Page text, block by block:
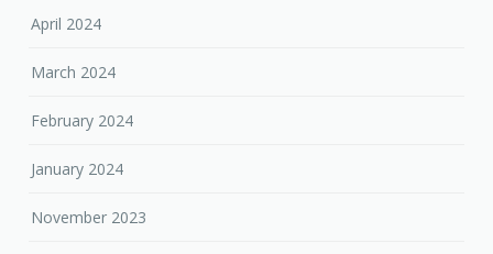
April 2024
March 2024
February 2024
January 2024
November 2023